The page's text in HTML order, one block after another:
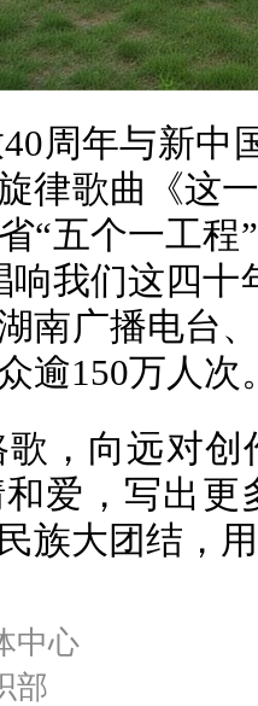
周年与新中
律歌曲《这
“五个一工程
响我们这四
南广播电台
逾150万人次
，向远对
爱，写出
族大团结，
中心
部